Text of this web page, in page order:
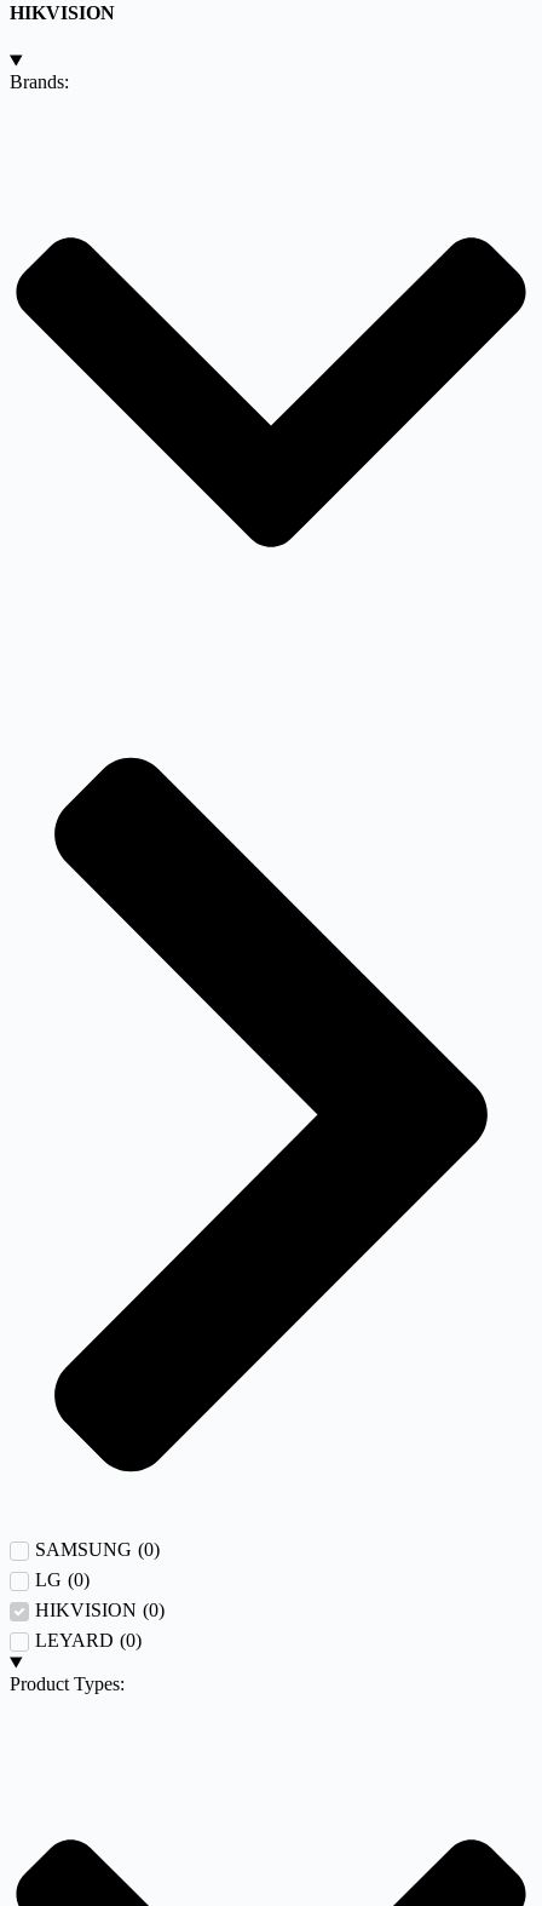
HIKVISION
Brands:
SAMSUNG (0)
LG (0)
HIKVISION (0)
LEYARD (0)
Product Types: